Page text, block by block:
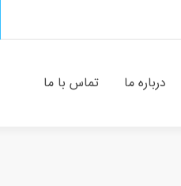
درباره ما تماس با ما